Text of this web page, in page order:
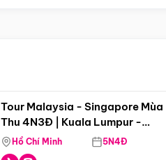
Tour Malaysia - Singapore Mùa
Thu 4N3Đ | Kuala Lumpur -
Malacca - Johor Baru -
Singapore
Hồ Chí Minh 5N4Đ